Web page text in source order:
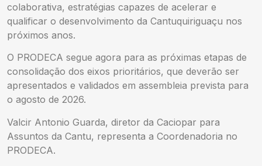
colaborativa, estratégias capazes de acelerar e
qualificar o desenvolvimento da Cantuquiriguaçu nos
próximos anos.
O PRODECA segue agora para as próximas etapas de
consolidação dos eixos prioritários, que deverão ser
apresentados e validados em assembleia prevista para
o agosto de 2026.
Valcir Antonio Guarda, diretor da Caciopar para
Assuntos da Cantu, representa a Coordenadoria no
PRODECA.